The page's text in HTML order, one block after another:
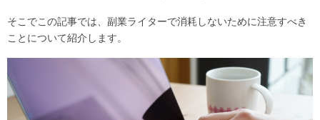
そこでこの記事では、副業ライターで消耗しないために注意すべき
ことについて紹介します。